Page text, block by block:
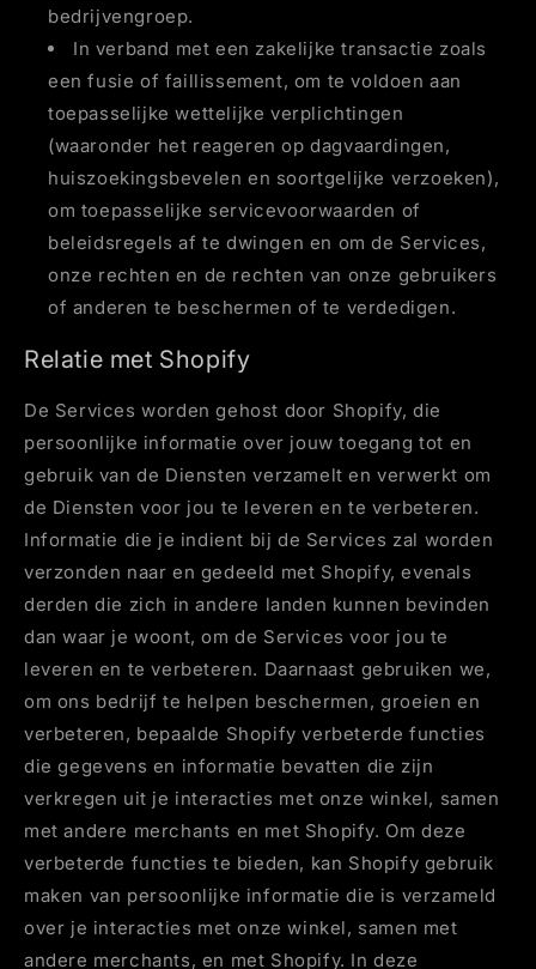
bedrijvengroep.
In verband met een zakelijke transactie zoals
een fusie of faillissement, om te voldoen aan
toepasselijke wettelijke verplichtingen
(waaronder het reageren op dagvaardingen,
huiszoekingsbevelen en soortgelijke verzoeken),
om toepasselijke servicevoorwaarden of
beleidsregels af te dwingen en om de Services,
onze rechten en de rechten van onze gebruikers
of anderen te beschermen of te verdedigen.
Relatie met Shopify
De Services worden gehost door Shopify, die
persoonlijke informatie over jouw toegang tot en
gebruik van de Diensten verzamelt en verwerkt om
de Diensten voor jou te leveren en te verbeteren.
Informatie die je indient bij de Services zal worden
verzonden naar en gedeeld met Shopify, evenals
derden die zich in andere landen kunnen bevinden
dan waar je woont, om de Services voor jou te
leveren en te verbeteren. Daarnaast gebruiken we,
om ons bedrijf te helpen beschermen, groeien en
verbeteren, bepaalde Shopify verbeterde functies
die gegevens en informatie bevatten die zijn
verkregen uit je interacties met onze winkel, samen
met andere merchants en met Shopify. Om deze
verbeterde functies te bieden, kan Shopify gebruik
maken van persoonlijke informatie die is verzameld
over je interacties met onze winkel, samen met
andere merchants, en met Shopify. In deze